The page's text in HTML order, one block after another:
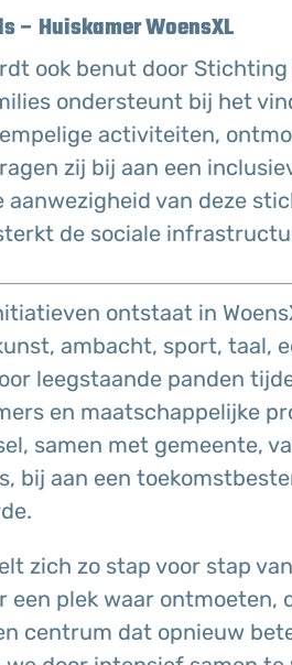
– Huiskamer WoensXL
ook benut door Stichting
ondersteunt bij het
activiteiten,
zij bij aan een
aanwezigheid van deze
de sociale
ontstaat in
ambacht, sport, taal,
leegstaande panden
en maatschappelijke
samen met gemeente,
bij aan een
zich zo stap voor stap
een plek waar ontmoeten,
centrum dat opnieuw